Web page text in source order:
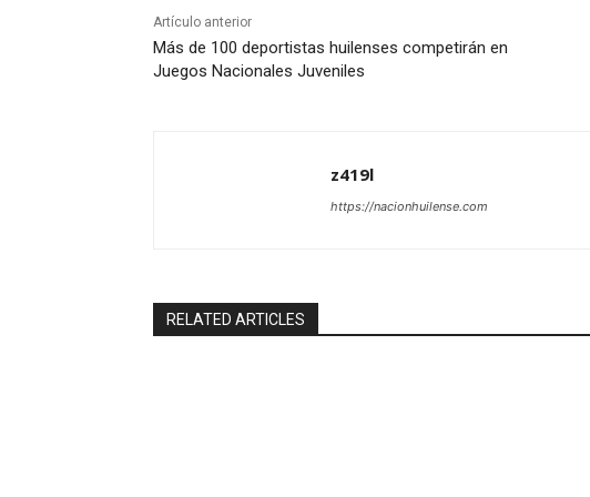
Artículo anterior
Más de 100 deportistas huilenses competirán en
Juegos Nacionales Juveniles
z419l
https://nacionhuilense.com
RELATED ARTICLES